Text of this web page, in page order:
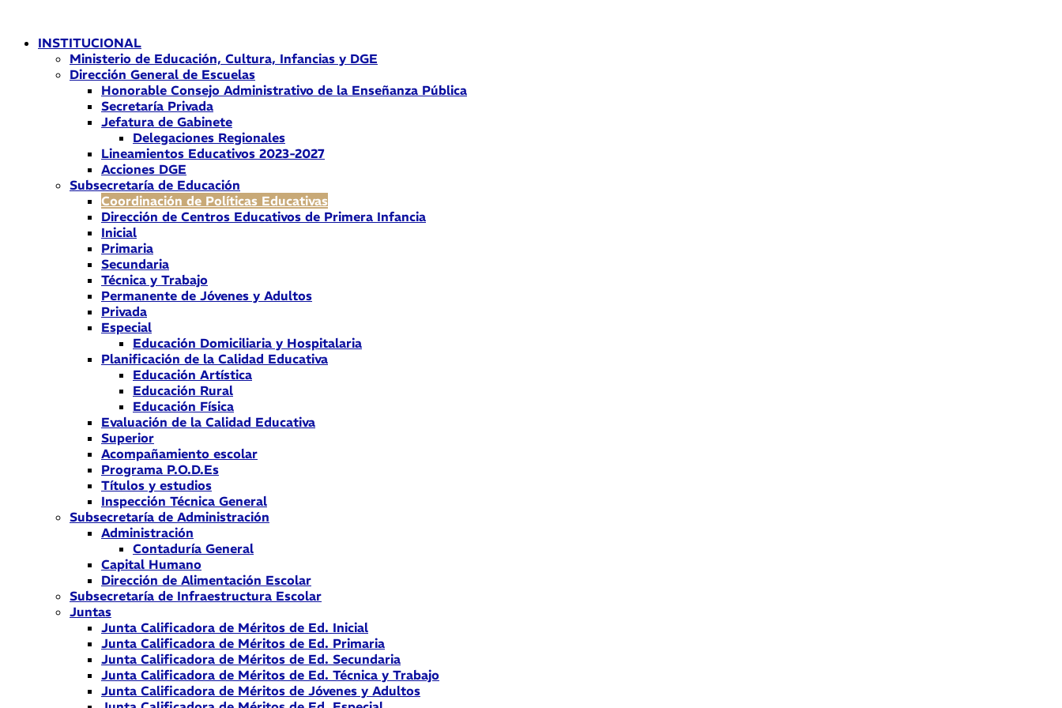
contenidoINSTITUCIONAL
Ministerio de Educación, Cultura, Infancias y DGE
Dirección General de Escuelas
Honorable Consejo Administrativo de la Enseñanza Pública
Secretaría Privada
Jefatura de Gabinete
Delegaciones Regionales
Lineamientos Educativos 2023-2027
Acciones DGE
Subsecretaría de Educación
Coordinación de Políticas Educativas
Dirección de Centros Educativos de Primera Infancia
Inicial
Primaria
Secundaria
Técnica y Trabajo
Permanente de Jóvenes y Adultos
Privada
Especial
Educación Domiciliaria y Hospitalaria
Planificación de la Calidad Educativa
Educación Artística
Educación Rural
Educación Física
Evaluación de la Calidad Educativa
Superior
Acompañamiento escolar
Programa P.O.D.Es
Títulos y estudios
Inspección Técnica General
Subsecretaría de Administración
Administración
Contaduría General
Capital Humano
Dirección de Alimentación Escolar
Subsecretaría de Infraestructura Escolar
Juntas
Junta Calificadora de Méritos de Ed. Inicial
Junta Calificadora de Méritos de Ed. Primaria
Junta Calificadora de Méritos de Ed. Secundaria
Junta Calificadora de Méritos de Ed. Técnica y Trabajo
Junta Calificadora de Méritos de Jóvenes y Adultos